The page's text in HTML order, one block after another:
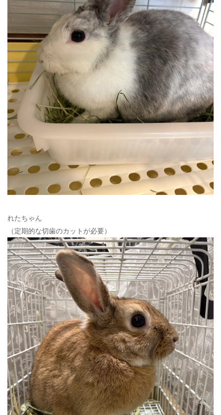
れたちゃん
（定期的な切歯のカットが必要）